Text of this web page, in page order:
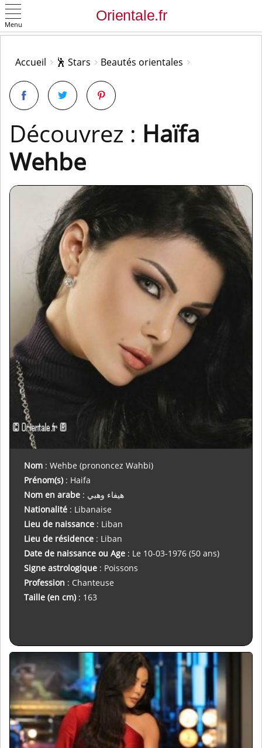
Menu
Accueil 🕺 Stars Beautés orientales
Découvrez : Haïfa
Wehbe
Nom : Wehbe (prononcez Wahbi)
Prénom(s): Haifa
Nom en arabe : هيفاء وهبي
Nationalité : Libanaise
Lieu de naissance : Liban
Lieu de résidence : Liban
Date de naissance ou Age : Le 10-03-1976 (50 ans)
Signe astrologique : Poissons
Profession : Chanteuse
Taille (en cm): 163